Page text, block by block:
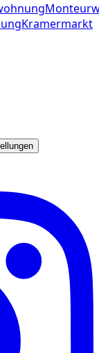
Kramermarkt